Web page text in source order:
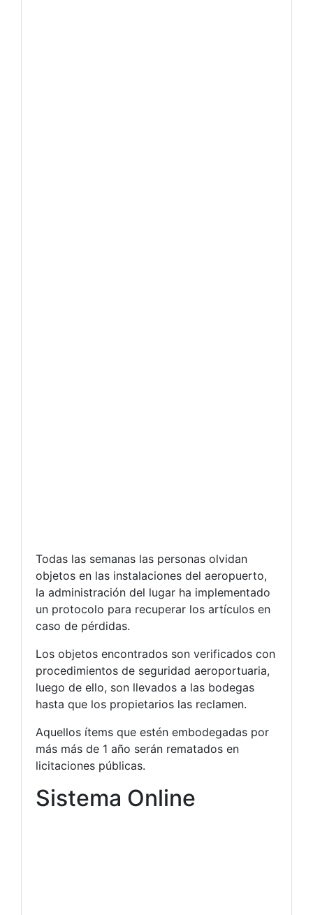
Todas las semanas las personas olvidan
objetos en las instalaciones del aeropuerto,
la administración del lugar ha implementado
un protocolo para recuperar los artículos en
caso de pérdidas.
Los objetos encontrados son verificados con
procedimientos de seguridad aeroportuaria,
luego de ello, son llevados a las bodegas
hasta que los propietarios las reclamen.
Aquellos ítems que estén embodegadas por
más más de 1 año serán rematados en
licitaciones públicas.
Sistema Online